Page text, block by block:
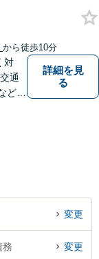
い
応
から徒歩10分
対
通
ど幅
詳細を見
る
変更
務 変更